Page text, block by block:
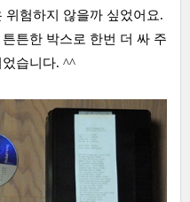
위험하지 않을까 싶었어요.
튼한 박스로 한번 더 싸 주
습니다. ^^